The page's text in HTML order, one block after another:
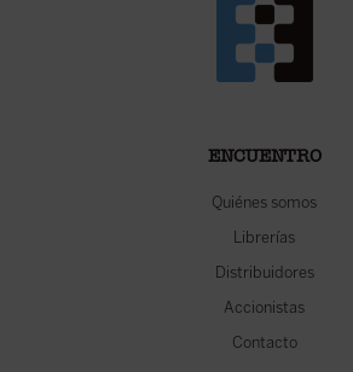
ENCUENTRO
Quiénes somos
Librerías
Distribuidores
Accionistas
Contacto